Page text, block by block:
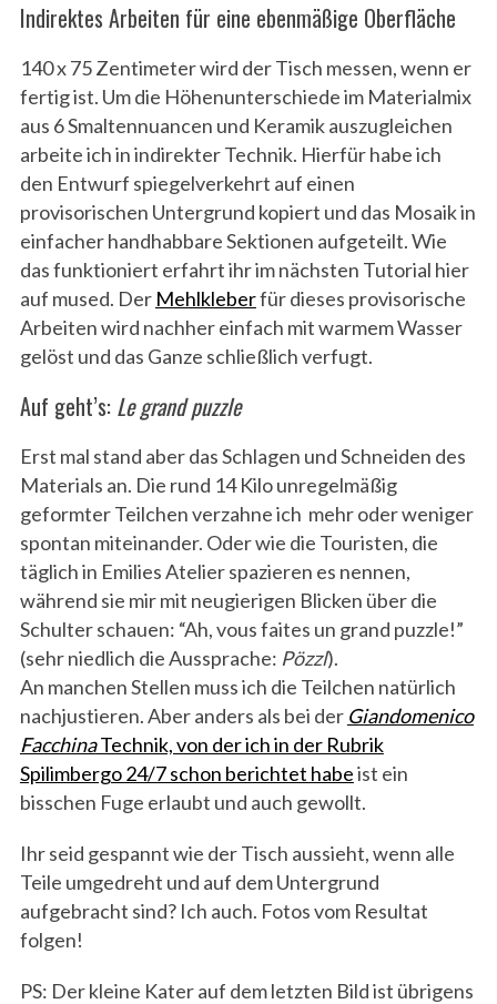
Indirektes Arbeiten für eine ebenmäßige Oberfläche
140 x 75 Zentimeter wird der Tisch messen, wenn er
fertig ist. Um die Höhenunterschiede im Materialmix
aus 6 Smaltennuancen und Keramik auszugleichen
arbeite ich in indirekter Technik. Hierfür habe ich
den Entwurf spiegelverkehrt auf einen
provisorischen Untergrund kopiert und das Mosaik in
einfacher handhabbare Sektionen aufgeteilt. Wie
das funktioniert erfahrt ihr im nächsten Tutorial hier
auf mused. Der Mehlkleberfür dieses provisorische
Arbeiten wird nachher einfach mit warmem Wasser
gelöst und das Ganze schließlich verfugt.
Auf geht’s: Le grand puzzle
Erst mal stand aber das Schlagen und Schneiden des
Materials an. Die rund 14 Kilo unregelmäßig
geformter Teilchen verzahne ich mehr oder weniger
spontan miteinander. Oder wie die Touristen, die
täglich in Emilies Atelier spazieren es nennen,
während sie mir mit neugierigen Blicken über die
Schulter schauen: “Ah, vous faites un grand puzzle!”
(sehr niedlich die Aussprache: Pözzl).
An manchen Stellen muss ich die Teilchen natürlich
nachjustieren. Aber anders als bei der Giandomenico
FacchinaTechnik, von der ich in der Rubrik
Spilimbergo 24/7 schon berichtet habeist ein
bisschen Fuge erlaubt und auch gewollt.
Ihr seid gespannt wie der Tisch aussieht, wenn alle
Teile umgedreht und auf dem Untergrund
aufgebracht sind? Ich auch. Fotos vom Resultat
folgen!
PS: Der kleine Kater auf dem letzten Bild ist übrigens